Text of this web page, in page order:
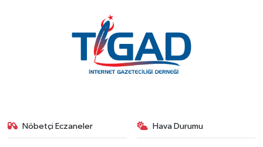
Nöbetçi Eczaneler Hava Durumu